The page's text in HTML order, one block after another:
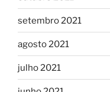
setembro 2021
agosto 2021
julho 2021